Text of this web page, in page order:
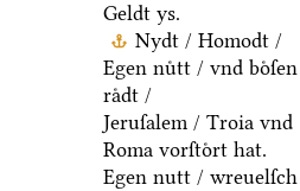
Geldt ys.
Nydt / Homodt /
Egen nuͤtt / vnd boͤſen
raͤdt /
Jeruſalem / Troia vnd
Roma vorſtoͤrt hat.
Egen nutt / wreuelſch